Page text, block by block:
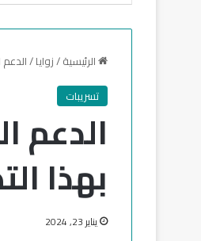
الرئيسية/زوايا/
تسريبات
الدعم
بهذا
يناير 23, 2024